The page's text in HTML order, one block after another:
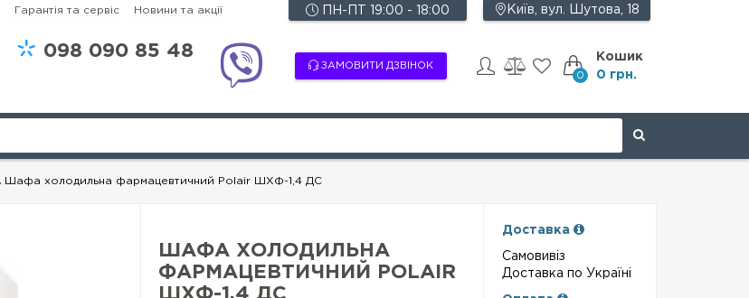
Київ, вул. Шутова, 18
Гарантія та сервіс Новини та акції
098 090 85 48
ЗАМОВИТИ ДЗВІНОК
ПН-ПТ 19:00 - 18:00
Кошик
0 0 грн.
Шафа холодильна фармацевтичний Polair ШХФ-1,4 ДС
ШАФА ХОЛОДИЛЬНА
ФАРМАЦЕВТИЧНИЙ POLAIR
ШХФ-1,4 ДС
Доставка
Самовивіз
Доставка по Україні